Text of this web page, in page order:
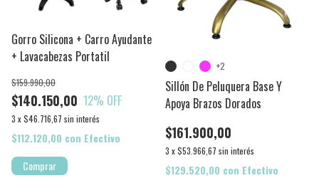
Gorro Silicona + Carro Ayudante
+ Lavacabezas Portatil
$140.150,00
$159.990,00
12% OFF
3 x$46.716,67 sin interés
$112.120,00 con Efectivo
Comprar
Sillón De Peluquera Base Y
Apoya Brazos Dorados
$161.900,00
3 x$53.966,67 sin interés
$129.520,00 con Efectivo
+2